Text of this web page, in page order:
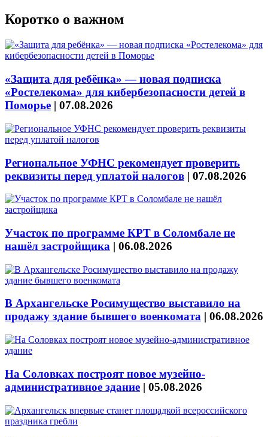
Коротко о важном
«Защита для ребёнка» — новая подписка
«Ростелекома» для кибербезопасности детей в
Поморье | 07.08.2026
Региональное УФНС рекомендует проверить
реквизиты перед уплатой налогов | 07.08.2026
Участок по программе КРТ в Соломбале не
нашёл застройщика | 06.08.2026
В Архангельске Росимущество выставило на
продажу здание бывшего военкомата | 06.08.2026
На Соловках построят новое музейно-
административное здание | 05.08.2026